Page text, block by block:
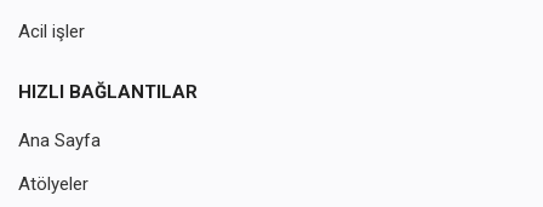
Acil işler
HIZLI BAĞLANTILAR
Ana Sayfa
Atölyeler